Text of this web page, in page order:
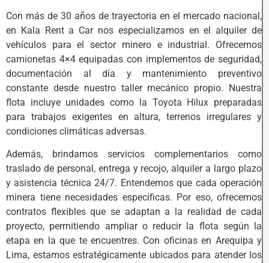
Con más de 30 años de trayectoria en el mercado nacional,
en Kala Rent a Car nos especializamos en el alquiler de
vehículos para el sector minero e industrial. Ofrecemos
camionetas 4×4 equipadas con implementos de seguridad,
documentación al día y mantenimiento preventivo
constante desde nuestro taller mecánico propio. Nuestra
flota incluye unidades como la Toyota Hilux preparadas
para trabajos exigentes en altura, terrenos irregulares y
condiciones climáticas adversas.
Además, brindamos servicios complementarios como
traslado de personal, entrega y recojo, alquiler a largo plazo
y asistencia técnica 24/7. Entendemos que cada operación
minera tiene necesidades específicas. Por eso, ofrecemos
contratos flexibles que se adaptan a la realidad de cada
proyecto, permitiendo ampliar o reducir la flota según la
etapa en la que te encuentres. Con oficinas en Arequipa y
Lima, estamos estratégicamente ubicados para atender los